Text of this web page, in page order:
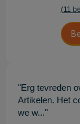
(11
"Erg tevreden
Artikelen. Het
we w..."